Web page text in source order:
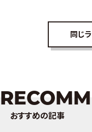
同じ
おすすめの記事